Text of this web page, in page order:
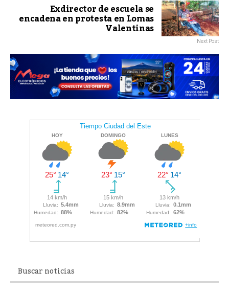
Exdirector de escuela se
encadena en protesta en Lomas
Valentinas
Next Post